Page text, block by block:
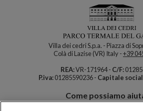
Villa dei cedri S.p.a. - Piazza di
Colà di Lazise (VR) Italy -+39
REA:VR-171964 - C/F:
P.iva:01285590236 - Capitale
Come possiamo